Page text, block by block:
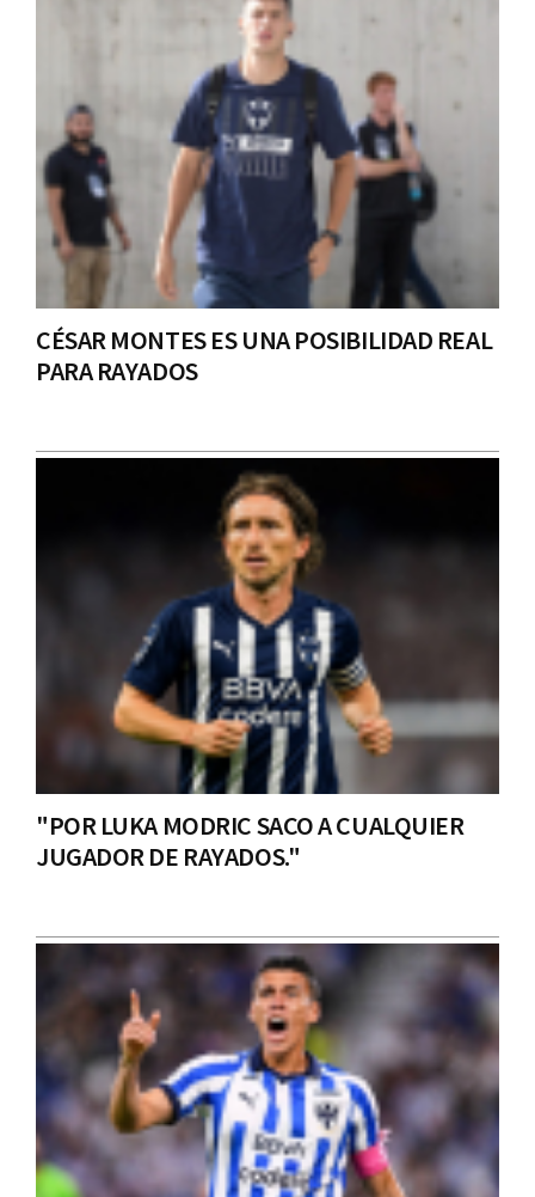
CÉSAR MONTES ES UNA POSIBILIDAD REAL
PARA RAYADOS
"POR LUKA MODRIC SACO A CUALQUIER
JUGADOR DE RAYADOS."